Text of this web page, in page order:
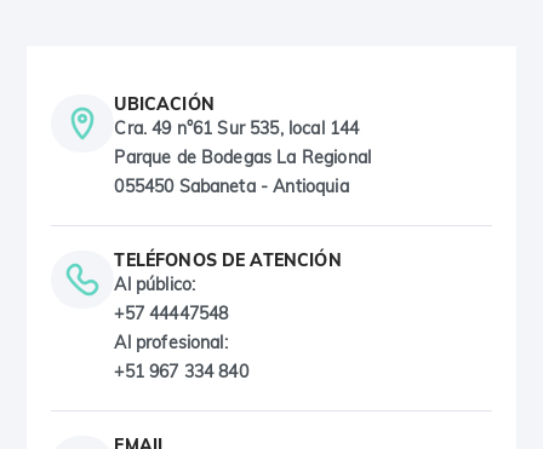
UBICACIÓN
Cra. 49 n°61 Sur 535, local 144
Parque de Bodegas La Regional
055450 Sabaneta - Antioquia
TELÉFONOS DE ATENCIÓN
Al público:
+57 44447548
Al profesional:
+51 967 334 840